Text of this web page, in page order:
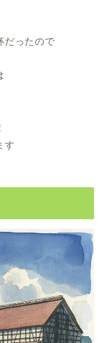
だったので
す